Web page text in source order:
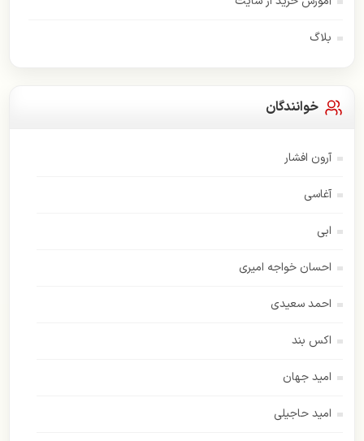
بلاگ
خوانندگان
آرون افشار
آغاسی
ابی
احسان خواجه امیری
احمد سعیدی
اکس بند
امید جهان
امید حاجیلی